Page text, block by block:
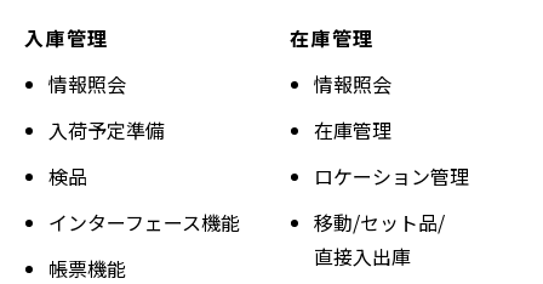
入庫管理
情報照会
入荷予定準備
検品
インターフェース機能
帳票機能
在庫管理
情報照会
在庫管理
ロケーション管理
移動/セット品/
直接入出庫